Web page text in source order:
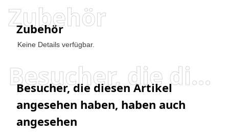
Zubehör
Zubehör
Keine Details verfügbar.
Besucher, die diesen Artikel angesehen haben, haben auch angesehen
Besucher, die diesen Artikel
angesehen haben, haben auch
angesehen